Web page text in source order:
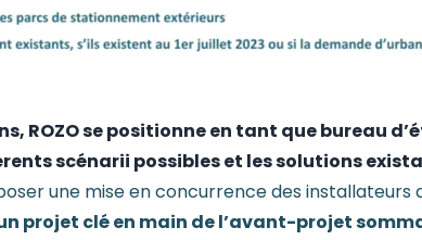
ROZO se positionne en tant que bureau
scénarii possibles et les solutions
une mise en concurrence des installateurs
projet clé en main de l’avant-projet